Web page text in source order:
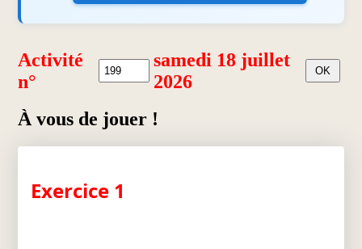
Activité
n°
samedi 18 juillet
2026
À vous de jouer !
Exercice 1